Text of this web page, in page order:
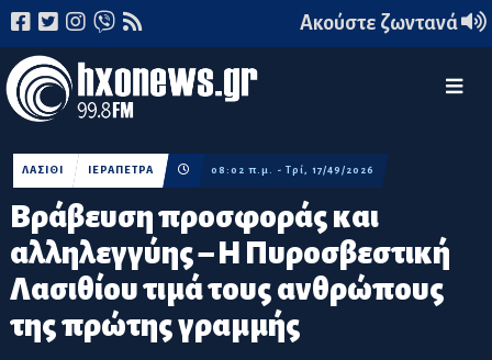
Ακούστε ζωντανά
Βράβευση προσφοράς και
αλληλεγγύης – Η Πυροσβεστική
Λασιθίου τιμά τους ανθρώπους
της πρώτης γραμμής
ΛΑΣΙΘΙ ΙΕΡΑΠΕΤΡΑ 08:02 π.μ. - Τρί, 17/49/2026